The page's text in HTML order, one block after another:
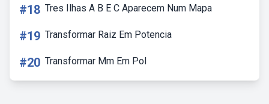
#18 Tres Ilhas A B E C Aparecem Num Mapa
#19 Transformar Raiz Em Potencia
#20 Transformar Mm Em Pol